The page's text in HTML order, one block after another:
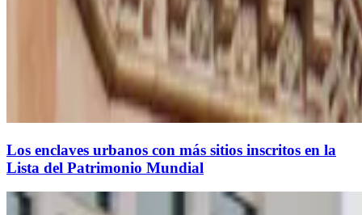
Los enclaves urbanos con más sitios inscritos en la
Lista del Patrimonio Mundial